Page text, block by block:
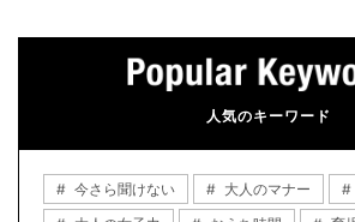
人気のキーワード
今さら聞けない 大人のマナー